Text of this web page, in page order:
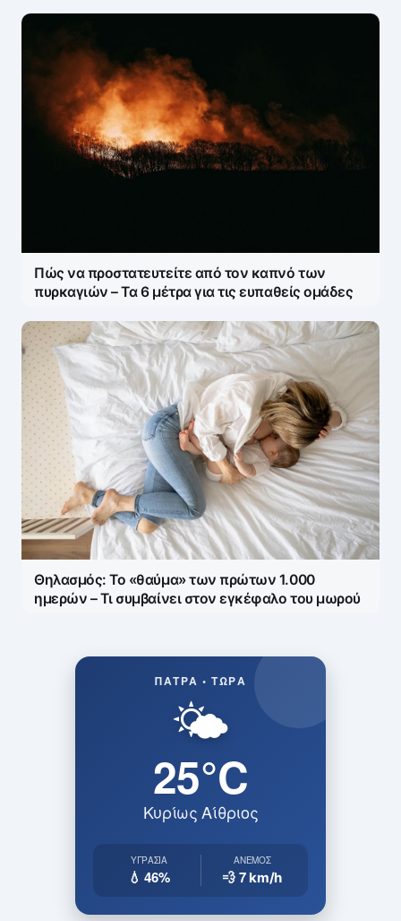
Πώς να προστατευτείτε από τον καπνό των
πυρκαγιών – Τα 6 μέτρα για τις ευπαθείς ομάδες
Θηλασμός: Το «θαύμα» των πρώτων 1.000
ημερών – Τι συμβαίνει στον εγκέφαλο του μωρού
ΠΆΤΡΑ • ΤΏΡΑ
🌤️
25°C
Κυρίως Αίθριος
ΥΓΡΑΣΊΑ
💧 46%
ΆΝΕΜΟΣ
💨 7km/h